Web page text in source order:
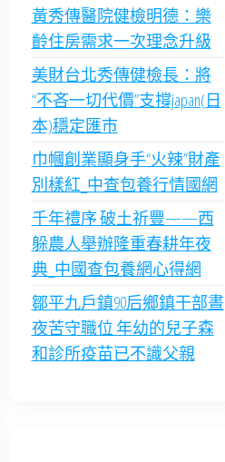
黃秀傳醫院健檢明德：樂
齡住房需求一次理念升級
美財台北秀傳健檢長：將
“不吝一切代價”支撐japan(日
本)穩定匯市
巾幗創業顯身手“火辣”財產
別樣紅_中查包養行情國網
千年禮序 破土祈豐——西
躲農人舉辦隆重春耕年夜
典_中國查包養網心得網
鄒平九戶鎮90后鄉鎮干部晝
夜苦守職位 年幼的兒子森
和診所疫苗已不識父親